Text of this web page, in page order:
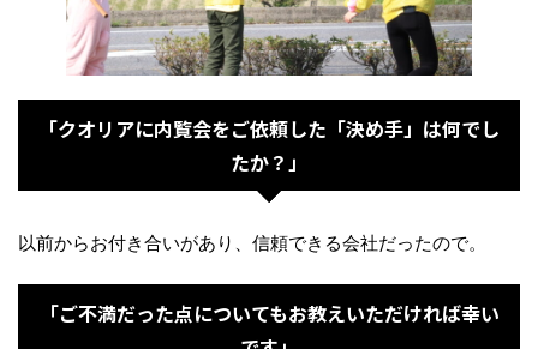
「クオリアに内覧会をご依頼した「決め手」は何でし
たか？」
以前からお付き合いがあり、信頼できる会社だったので。
「ご不満だった点についてもお教えいただければ幸い